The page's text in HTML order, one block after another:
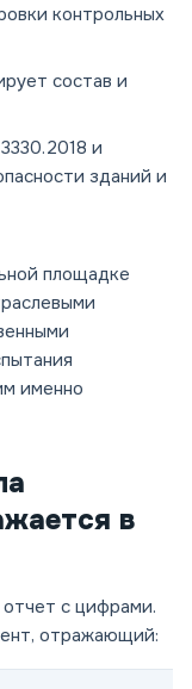
контрольных
состав и
и
зданий и
площадке
именно
в
с цифрами.
отражающий: